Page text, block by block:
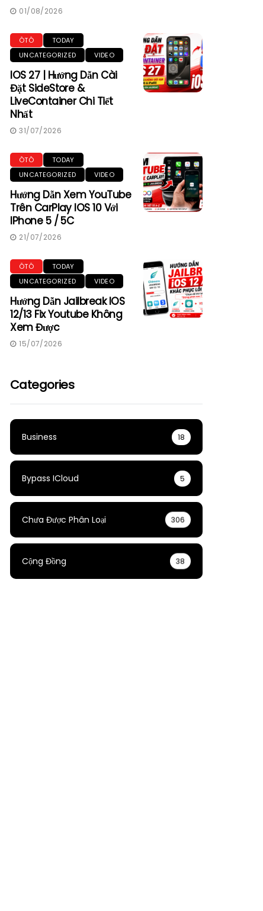
01/08/2026
ÔTÔ
TODAY
UNCATEGORIZED
VIDEO
IOS 27 | Hướng Dẫn Cài
Đặt SideStore &
LiveContainer Chi Tiết
Nhất
31/07/2026
ÔTÔ
TODAY
UNCATEGORIZED
VIDEO
Hướng Dẫn Xem YouTube
Trên CarPlay IOS 10 Với
IPhone 5 / 5C
21/07/2026
ÔTÔ
TODAY
UNCATEGORIZED
VIDEO
Hướng Dẫn Jailbreak IOS
12/13 Fix Youtube Không
Xem Được
15/07/2026
Categories
Business 18
Bypass ICloud 5
Chưa Được Phân Loại 306
Cộng Đồng 38